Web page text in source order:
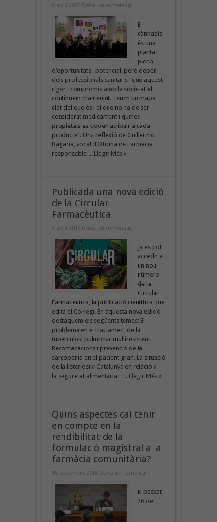
6 abril 2022 Deixa un comentari
El
cànnabis
és una
planta
plena
d’oportunitats i potencial, però depèn
dels professionals sanitaris “que aquest
rigor i compromís amb la societat el
continuem mantenint. Tenim un mapa
clar del que és i el que no ha de ser
considerat medicament i quines
propietats es poden atribuir a cada
producte”. Una reflexió de Guillermo
Bagaría, vocal d’Oficina de Farmàcia i
responsable ... Llegir Més »
Publicada una nova edició
de la Circular
Farmacèutica
3 abril 2019 Deixa un comentari
Ja es pot
accedir a
un nou
número
de la
Circular
Farmacèutica, la publicació científica que
edita el Col·legi. En aquesta nova edició
destaquem els següents temes: El
problema en el tractament de la
tuberculosi pulmonar multiresistent.
Recomanacions i prevenció de la
sarcopènia en el pacient gran. La situació
de la listeriosi a Catalunya en relació a
la seguretat alimentària. ... Llegir Més »
Quins aspectes cal tenir
en compte en la
rendibilitat de la
formulació magistral a la
farmàcia comunitària?
18 desembre 2018 Deixa un comentari
El passat
26 de